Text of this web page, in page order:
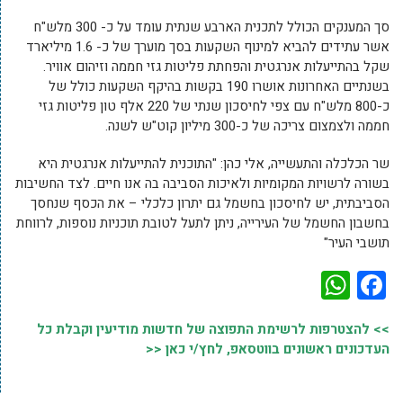
סך המענקים הכולל לתכנית הארבע שנתית עומד על כ- 300 מלש"ח
אשר עתידים להביא למינוף השקעות בסך מוערך של כ- 1.6 מיליארד
שקל בהתייעלות אנרגטית והפחתת פליטות גזי חממה וזיהום אוויר.
בשנתיים האחרונות אושרו 190 בקשות בהיקף השקעות כולל של
כ-800 מלש"ח עם צפי לחיסכון שנתי של 220 אלף טון פליטות גזי
חממה ולצמצום צריכה של כ-300 מיליון קוט"ש לשנה.
שר הכלכלה והתעשייה, אלי כהן: "התוכנית להתייעלות אנרגטית היא
בשורה לרשויות המקומיות ולאיכות הסביבה בה אנו חיים. לצד החשיבות
הסביבתית, יש לחיסכון בחשמל גם יתרון כלכלי – את הכסף שנחסך
בחשבון החשמל של העירייה, ניתן לתעל לטובת תוכניות נוספות, לרווחת
תושבי העיר"
Facebook
>> להצטרפות לרשימת התפוצה של חדשות מודיעין וקבלת כל
העדכונים ראשונים בווטסאפ, לחץ/י כאן <<